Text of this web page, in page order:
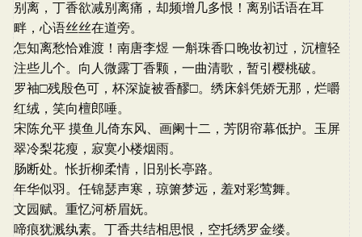
别离，丁香欲减别离痛，却频增几多恨！离别话语在耳
畔，心语丝丝在道旁。
怎知离愁恰难渡！南唐李煜 一斛珠香口晚妆初过，沉檀轻
注些儿个。向人微露丁香颗，一曲清歌，暂引樱桃破。
罗袖□残殷色可，杯深旋被香醪□。绣床斜凭娇无那，烂嚼
红绒，笑向檀郎唾。
宋陈允平 摸鱼儿倚东风、画阑十二，芳阴帘幕低护。玉屏
翠冷梨花瘦，寂寞小楼烟雨。
肠断处。怅折柳柔情，旧别长亭路。
年华似羽。任锦瑟声寒，琼箫梦远，羞对彩莺舞。
文园赋。重忆河桥眉妩。
啼痕犹溅纨素。丁香共结相思恨，空托绣罗金缕。